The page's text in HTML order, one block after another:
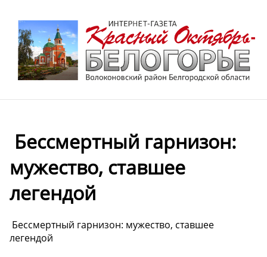
️ Бессмертный гарнизон:
мужество, ставшее
легендой ️
️ Бессмертный гарнизон: мужество, ставшее
легендой ️